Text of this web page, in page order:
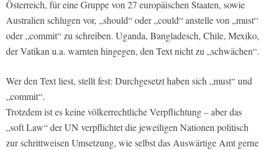
Österreich, für eine Gruppe von 27 europäischen Staaten, sowie
Australien schlugen vor, „should“ oder „could“ anstelle von „must“
oder „commit“ zu schreiben. Uganda, Bangladesch, Chile, Mexiko,
der Vatikan u.a. warnten hingegen, den Text nicht zu „schwächen“.
Wer den Text liest, stellt fest: Durchgesetzt haben sich „must“ und
„commit“.
Trotzdem ist es keine völkerrechtliche Verpflichtung – aber das
„soft Law“ der UN verpflichtet die jeweiligen Nationen politisch
zur schrittweisen Umsetzung, wie selbst das Auswärtige Amt gerne